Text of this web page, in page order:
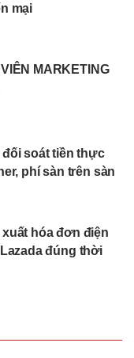
mại
MARKETING
soát tiền thực
phí sàn trên sàn
hóa đơn điện
đúng thời